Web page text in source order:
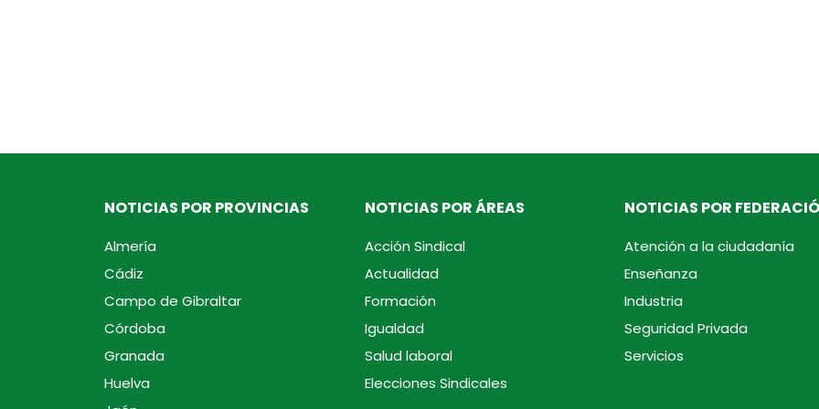
NOTICIAS POR PROVINCIAS
Almería
Cádiz
Campo de Gibraltar
Córdoba
Granada
Huelva
NOTICIAS POR ÁREAS
Acción Sindical
Actualidad
Formación
Igualdad
Salud laboral
Elecciones Sindicales
NOTICIAS POR
Atención a la ciudadanía
Enseñanza
Industria
Seguridad Privada
Servicios